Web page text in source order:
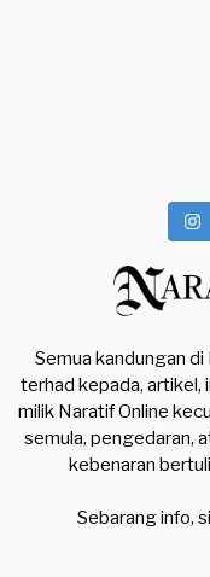
Semua kandungan
terhad kepada, artikel,
milik Naratif Online
semula, pengedaran,
kebenaran
Sebarang info,